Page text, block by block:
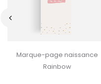
Marque-page naissance
Rainbow